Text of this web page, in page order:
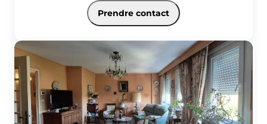
de vie ouverte sur la cuisine équipée, de 51 m², de 3 chambres dont
une avec salle de douche et d'une buanderie. Terrasse et cave carrelée
(Possibilité de ne pas acquérir le garage et la place de parking, le prix
sera déduit)
AUCUN TRAVAUX A PREVOIR !!!!
Prendre contact